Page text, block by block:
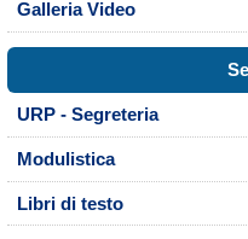
Galleria Video
URP - Segreteria
Modulistica
Libri di testo